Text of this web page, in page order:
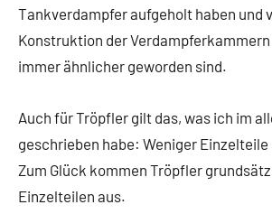
Tankverdampfer aufgeholt haben und
Konstruktion der
immer ähnlicher geworden sind.
Auch für Tröpfler gilt das, was ich im
geschrieben habe: Weniger Einzelteile
Zum Glück kommen Tröpfler
Einzelteilen aus.